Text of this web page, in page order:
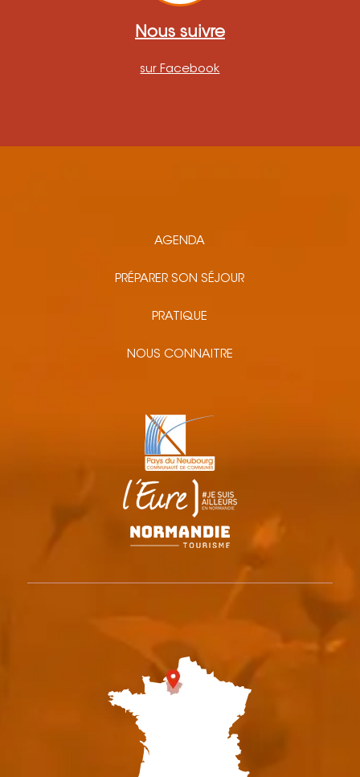
Nous suivre
sur Facebook
AGENDA
PRÉPARER SON SÉJOUR
PRATIQUE
NOUS CONNAITRE